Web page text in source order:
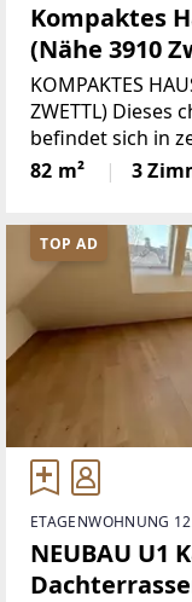
Kompaktes
(Nähe 3910
KOMPAKTES
ZWETTL) Dieses
befindet sich in
nur rund 10 km
Raumaufteilung
82 m² 3
TOP AD
ETAGENWOHNUNG
NEUBAU U1